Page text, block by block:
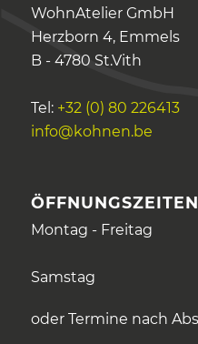
WohnAtelier GmbH
Herzborn 4, Emmels
B - 4780 St.Vith
Tel: +32 (0) 80 226413
info@kohnen.be
ÖFFNUNGSZEITEN
Montag - Freitag
Samstag
oder Termine nach